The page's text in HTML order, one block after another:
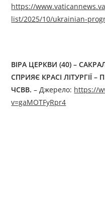
https://
list/2025/10/ukrainian-
ВІРА ЦЕРКВИ (40) –
СПРИЯЄ КРАСІ ЛІТУРГІЇ
ЧСВВ.– Джерелo: https://
v=gaMOTFyRpr4